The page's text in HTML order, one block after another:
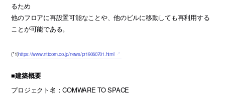
るため
他のフロアに再設置可能なことや、他のビルに移動しても再利用する
ことが可能である。
(*1)https://www.nttcom.co.jp/news/pr19060701.html
■建築概要
プロジェクト名：COMWARE TO SPACE